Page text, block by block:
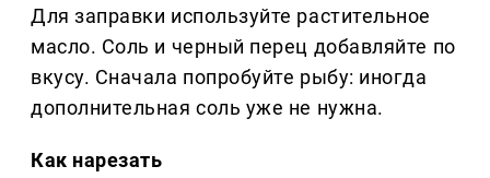
Для заправки используйте растительное
масло. Соль и черный перец добавляйте по
вкусу. Сначала попробуйте рыбу: иногда
дополнительная соль уже не нужна.
Как нарезать